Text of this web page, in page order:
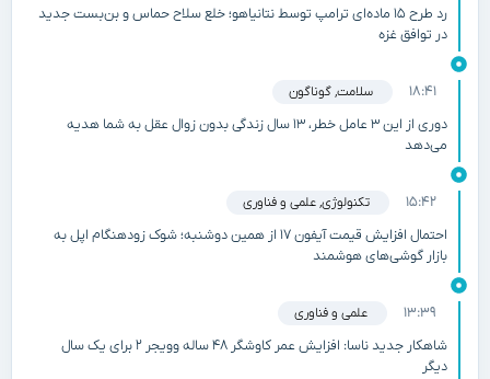
رد طرح ۱۵ ماده‌ای ترامپ توسط نتانیاهو؛ خلع سلاح حماس و بن‌بست جدید
در توافق غزه
۱۸:۴۱ سلامت,گوناگون
دوری از این ۳ عامل خطر، ۱۳ سال زندگی بدون زوال عقل به شما هدیه
می‌دهد
۱۵:۴۲ تکنولوژی,علمی و فناوری
احتمال افزایش قیمت آیفون ۱۷ از همین دوشنبه؛ شوک زودهنگام اپل به
بازار گوشی‌های هوشمند
۱۳:۳۹ علمی و فناوری
شاهکار جدید ناسا: افزایش عمر کاوشگر ۴۸ ساله وویجر ۲ برای یک سال
دیگر